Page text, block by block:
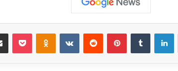
لينكدإن ‏Tumblr بينتيريست ‏Reddit
‏VKontakte
Odnoklassniki
‫Pocket